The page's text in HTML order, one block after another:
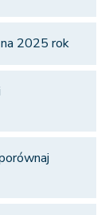
2025 rok